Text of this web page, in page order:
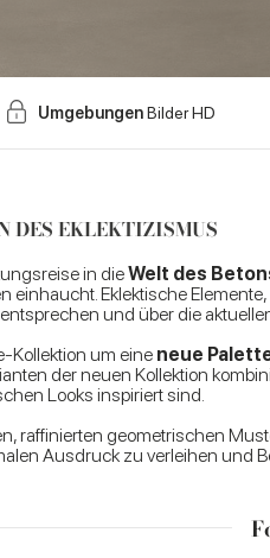
DES EKLEKTIZISMUS
UmgebungenBilder HD
in dieWelt des
Eklektische
und über die
Kollektion um eine neue
der neuen Kollektion
Looks inspiriert sind.
raffinierten geometrischen
Ausdruck zu verleihen und